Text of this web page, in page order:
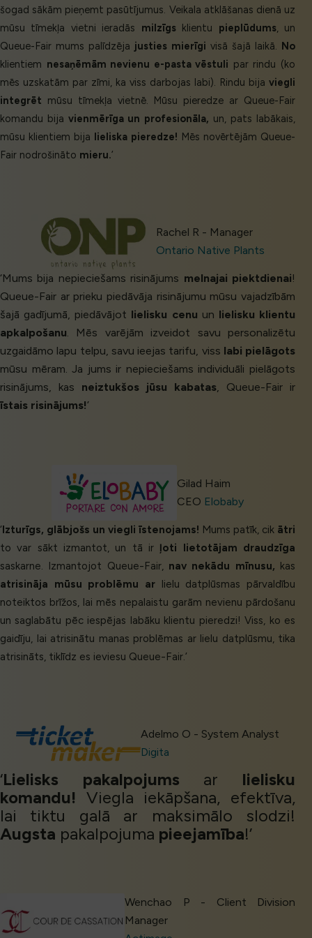
šogad sākām pieņemt pasūtījumus. Veikala atklāšanas dienā uz
mūsu tīmekļa vietni ieradās milzīgsklientu pieplūdums, un
Queue-Fair mums palīdzēja justies mierīgi visā šajā laikā. No
klientiem nesaņēmām nevienu e-pasta vēstuli par rindu (ko
mēs uzskatām par zīmi, ka viss darbojas labi). Rindu bija viegli
integrēt mūsu tīmekļa vietnē. Mūsu pieredze ar Queue-Fair
komandu bijavienmērīga un profesionāla, un, pats labākais,
mūsu klientiem bija lieliska pieredze! Mēs novērtējām Queue-
Fair nodrošināto mieru.’
Rachel R - Manager
Ontario Native Plants
‘Mums bija nepieciešams risinājums melnajai piektdienai!
Queue-Fair ar prieku piedāvāja risinājumu mūsu vajadzībām
šajā gadījumā, piedāvājot lielisku cenu un lielisku klientu
apkalpošanu . Mēs varējām izveidot savu personalizētu
uzgaidāmo lapu telpu, savu ieejas tarifu, viss labi pielāgots
mūsu mēram. Ja jums ir nepieciešams individuāli pielāgots
risinājums, kas neiztukšos jūsu kabatas , Queue-Fair ir
īstais risinājums!’
Gilad Haim
CEO Elobaby
‘Izturīgs, glābjošs un viegli īstenojams! Mums patīk, cik ātri
to var sākt izmantot, un tā ir ļoti lietotājam draudzīga
saskarne. Izmantojot Queue-Fair, nav nekādu mīnusu, kas
atrisināja mūsu problēmu ar lielu datplūsmas pārvaldību
noteiktos brīžos, lai mēs nepalaistu garām nevienu pārdošanu
un saglabātu pēc iespējas labāku klientu pieredzi! Viss, ko es
gaidīju, lai atrisinātu manas problēmas ar lielu datplūsmu, tika
atrisināts, tiklīdz es ieviesu Queue-Fair.’
Adelmo O - System Analyst
Digita
‘Lielisks pakalpojums ar lielisku
komandu! Viegla iekāpšana, efektīva,
lai tiktu galā ar maksimālo slodzi!
Augsta pakalpojuma pieejamība!’
Wenchao P - Client Division
Manager